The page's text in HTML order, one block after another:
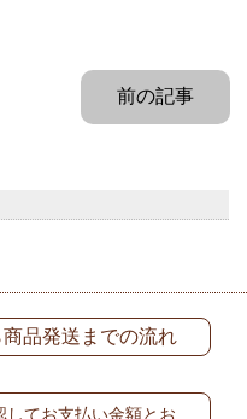
前の記事
品発送までの流れ
してお支払い金額とお